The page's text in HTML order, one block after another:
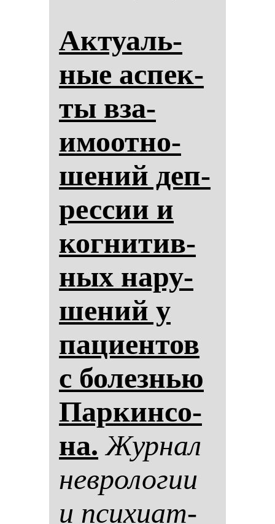
Ак­ту­аль­
ные ас­пек­
ты вза­
имоот­но­
ше­ний деп­
рес­сии и
ког­ни­тив­
ных на­ру­
ше­ний у
па­ци­ен­тов
с бо­лез­нью
Пар­кин­со­
на. Жур­нал
нев­ро­ло­гии
и пси­хи­ат­